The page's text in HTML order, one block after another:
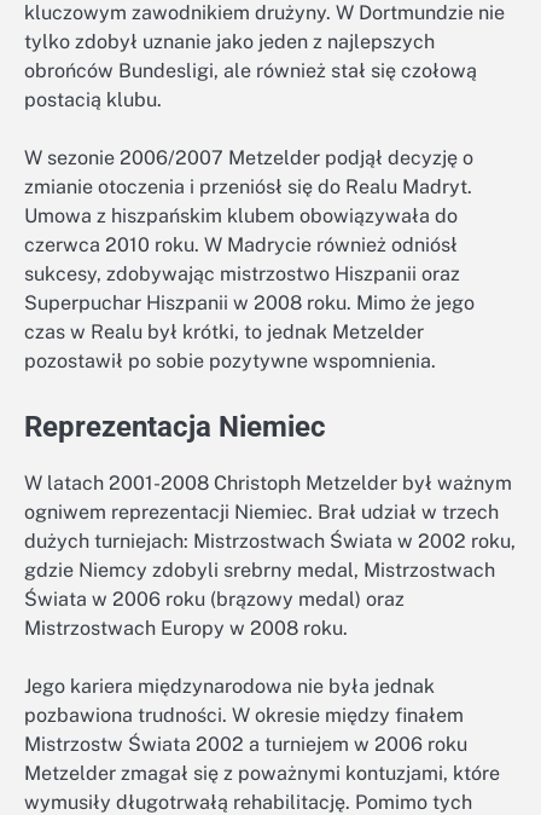
kluczowym zawodnikiem drużyny. W Dortmundzie nie
tylko zdobył uznanie jako jeden z najlepszych
obrońców Bundesligi, ale również stał się czołową
postacią klubu.
W sezonie 2006/2007 Metzelder podjął decyzję o
zmianie otoczenia i przeniósł się do Realu Madryt.
Umowa z hiszpańskim klubem obowiązywała do
czerwca 2010 roku. W Madrycie również odniósł
sukcesy, zdobywając mistrzostwo Hiszpanii oraz
Superpuchar Hiszpanii w 2008 roku. Mimo że jego
czas w Realu był krótki, to jednak Metzelder
pozostawił po sobie pozytywne wspomnienia.
Reprezentacja Niemiec
W latach 2001-2008 Christoph Metzelder był ważnym
ogniwem reprezentacji Niemiec. Brał udział w trzech
dużych turniejach: Mistrzostwach Świata w 2002 roku,
gdzie Niemcy zdobyli srebrny medal, Mistrzostwach
Świata w 2006 roku (brązowy medal) oraz
Mistrzostwach Europy w 2008 roku.
Jego kariera międzynarodowa nie była jednak
pozbawiona trudności. W okresie między finałem
Mistrzostw Świata 2002 a turniejem w 2006 roku
Metzelder zmagał się z poważnymi kontuzjami, które
wymusiły długotrwałą rehabilitację. Pomimo tych